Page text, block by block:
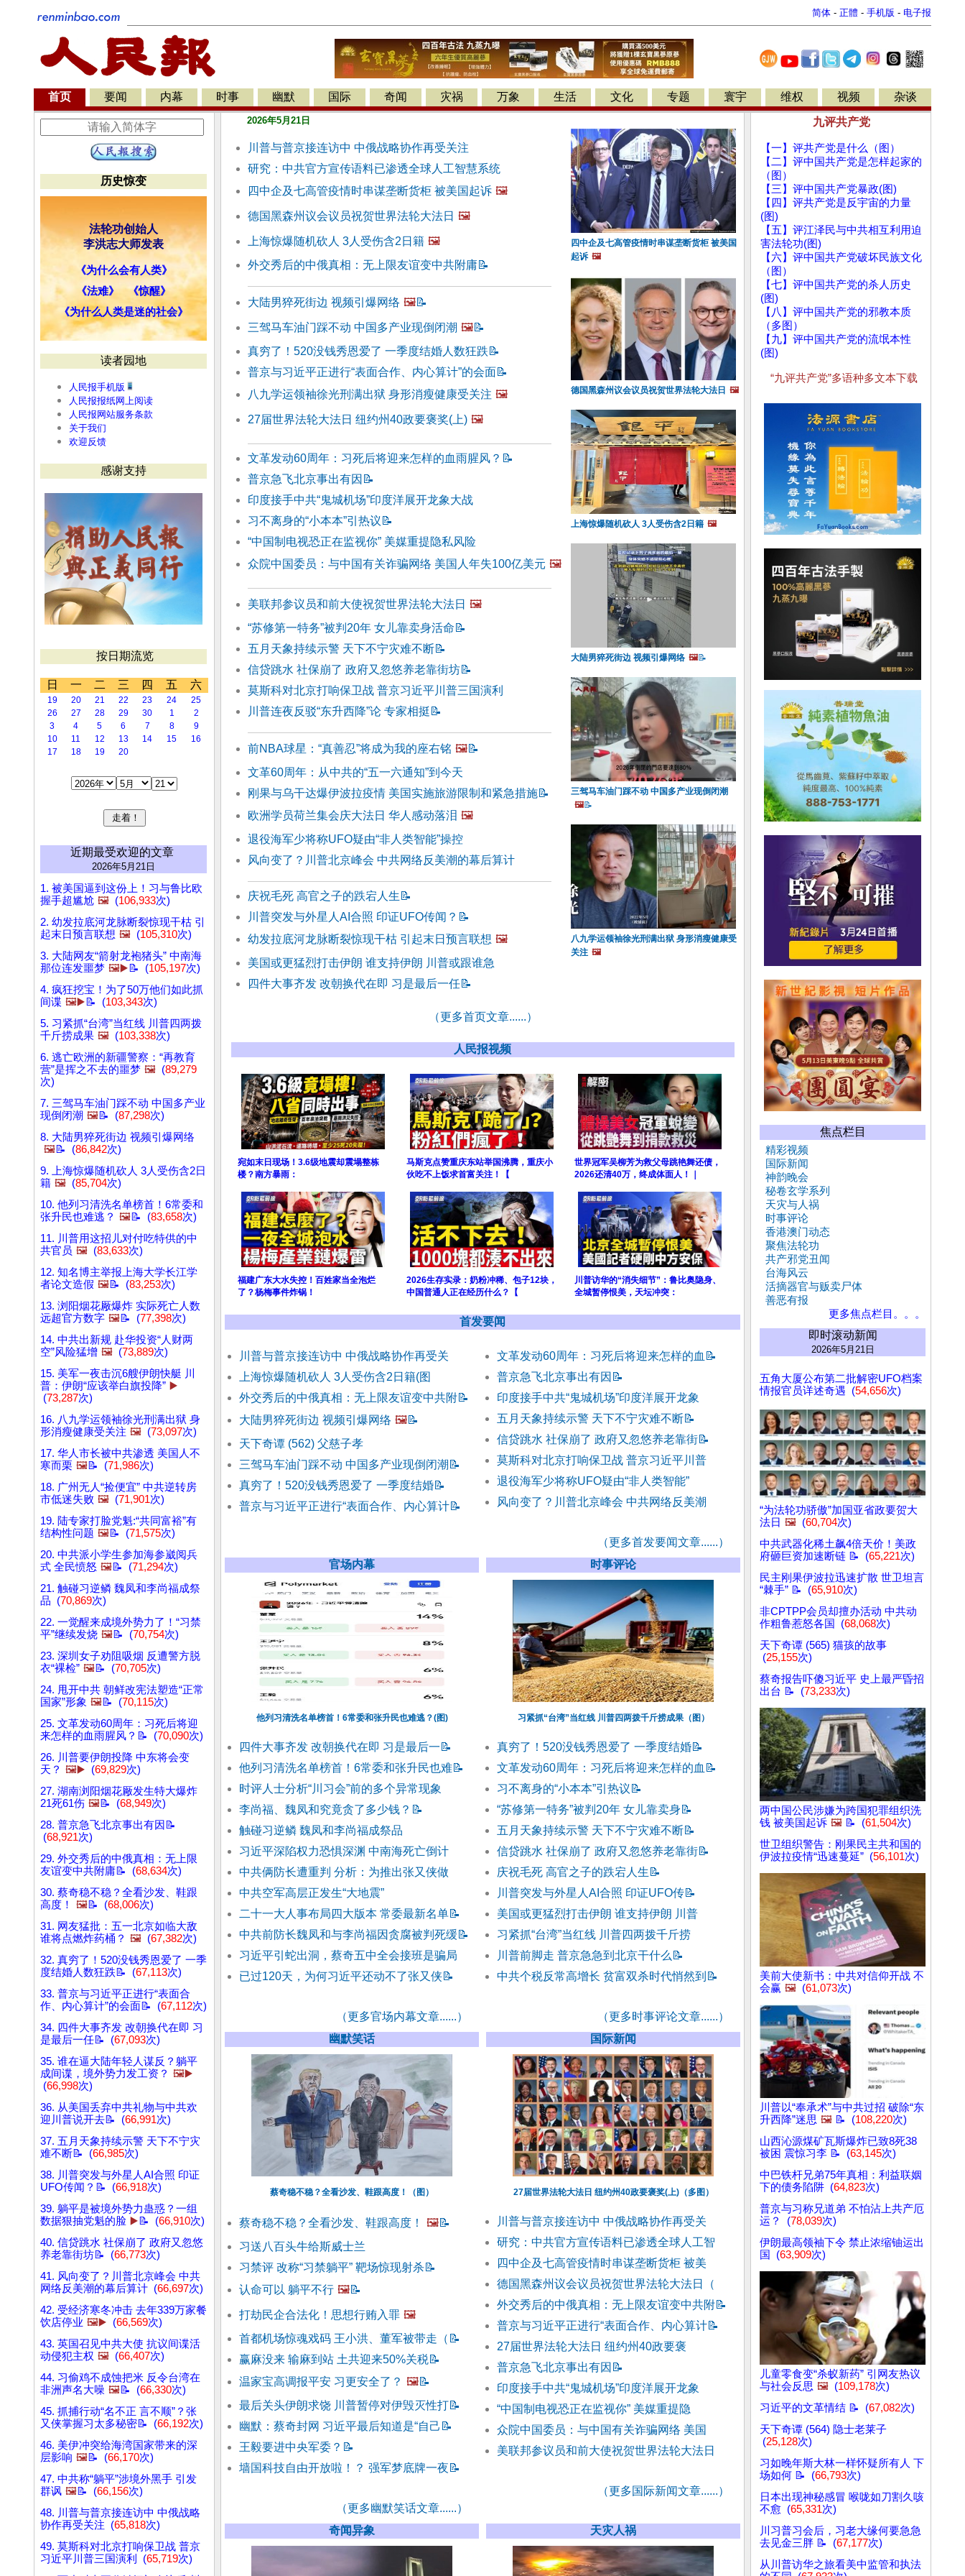
简体 - 正體 - 手机版 - 电子报
首页 要闻 内幕 时事 幽默 国际 奇闻 灾祸 万象 生活 文化 专题 寰宇 维权 视频 杂谈
历史惊变
法轮功创始人
李洪志大师发表
《为什么会有人类》
《法难》
《惊醒》
《为什么人类是迷的社会》
读者园地
人民报手机版
人民报报纸网上阅读
人民报网站服务条款
关于我们
欢迎反馈
感谢支持
按日期流览
日 一 二 三 四 五 六
19 20 21 22 23 24
25
26
27 28 29 30 1
2
3
4 5 6 7 8
9
10
11 12 13 14 15
16
17
18 19 20
近期最受欢迎的文章
2026年5月21日
1. 被美国逼到这份上！习与鲁比欧
握手超尴尬 🖼️ (106,933次)
2. 幼发拉底河龙脉断裂惊现干枯 引
起末日预言联想 🖼️ (105,310次)
3. 大陆网友“箭射龙袍猪头” 中南海
那位连发噩梦 🖼️▶️📝 (105,197次)
4. 疯狂挖宝！为了50万他们如此抓
间谍 🖼️▶️📝 (103,343次)
5. 习紧抓“台湾”当红线 川普四两拨
千斤捞成果 🖼️ (103,338次)
6. 逃亡欧洲的新疆警察：“再教育
营”是挥之不去的噩梦 🖼️ (89,279
次)
7. 三驾马车油门踩不动 中国多产业
现倒闭潮 🖼️📝 (87,298次)
8. 大陆男猝死街边 视频引爆网络
🖼️📝 (86,842次)
9. 上海惊爆随机砍人 3人受伤含2日
籍 🖼️ (85,704次)
10. 他列习清洗名单榜首！6常委和
张升民也难逃？ 🖼️📝 (83,658次)
11. 川普用这招儿对付吃特供的中
共官员 🖼️ (83,633次)
12. 知名博主举报上海大学长江学
者论文造假 🖼️📝 (83,253次)
13. 浏阳烟花厰爆炸 实际死亡人数
远超官方数字 🖼️📝 (77,398次)
14. 中共出新规 赴华投资“人财两
空”风险猛增 🖼️ (73,889次)
15. 美军一夜击沉6艘伊朗快艇 川
普：伊朗“应该举白旗投降” ▶️
(73,287次)
16. 八九学运领袖徐光刑满出狱 身
形消瘦健康受关注 🖼️ (73,097次)
17. 华人市长被中共渗透 美国人不
寒而栗 🖼️📝 (71,986次)
18. 广州无人“捡便宜” 中共逆转房
市低迷失败 🖼️ (71,901次)
19. 陆专家打脸党魁:“共同富裕”有
结构性问题 🖼️📝 (71,575次)
20. 中共派小学生参加海参崴阅兵
式 全民愤怒 🖼️📝 (71,294次)
21. 触碰习逆鳞 魏凤和李尚福成祭
品 (70,869次)
22. 一觉醒来成境外势力了！“习禁
平”继续发烧 🖼️📝 (70,754次)
23. 深圳女子劝阻吸烟 反遭警方脱
衣“裸检” 🖼️📝 (70,705次)
24. 甩开中共 朝鲜改宪法塑造“正常
国家”形象 🖼️📝 (70,115次)
25. 文革发动60周年：习死后将迎
来怎样的血雨腥风？📝 (70,090次)
26. 川普要伊朗投降 中东将会变
天？ 🖼️▶️ (69,829次)
27. 湖南浏阳烟花厰发生特大爆炸
21死61伤 🖼️📝 (68,949次)
28. 普京急飞北京事出有因📝
(68,921次)
29. 外交秀后的中俄真相：无上限
友谊变中共附庸📝 (68,634次)
30. 蔡奇稳不稳？全看沙发、鞋跟
高度！
🖼️📝 (68,006次)
31. 网友猛批：五一北京如临大敌
谁将点燃炸药桶？ 🖼️ (67,382次)
32. 真穷了！520没钱秀恩爱了 一季
度结婚人数狂跌📝 (67,113次)
33. 普京与习近平正进行“表面合
作、内心算计”的会面📝 (67,112次)
34. 四件大事齐发 改朝换代在即 习
是最后一任📝 (67,093次)
35. 谁在逼大陆年轻人谋反？躺平
成间谍，境外势力发工资？ 🖼️▶️
(66,998次)
36. 从美国丢弃中共礼物与中共欢
迎川普说开去📝 (66,991次)
37. 五月天象持续示警 天下不宁灾
难不断📝 (66,985次)
38. 川普突发与外星人AI合照 印证
UFO传闻？📝 (66,918次)
39. 躺平是被境外势力蛊惑？一组
数据狠抽党魁的脸 ▶️📝 (66,910次)
40. 信贷跳水 社保崩了 政府又忽悠
养老靠街坊📝 (66,773次)
41. 风向变了？川普北京峰会 中共
网络反美潮的幕后算计 (66,697次)
42. 受经济寒冬冲击 去年339万家餐
饮店停业 🖼️▶️ (66,569次)
43. 英国召见中共大使 抗议间谍活
动侵犯主权 🖼️ (66,407次)
44. 习偷鸡不成蚀把米 反令台湾在
非洲声名大噪 🖼️📝 (66,330次)
45. 抓捕行动“名不正 言不顺”？张
又侠掌握习太多秘密📝 (66,192次)
46. 美伊冲突给海湾国家带来的深
层影响 🖼️📝 (66,170次)
47. 中共称“躺平”涉境外黑手 引发
群讽 🖼️📝 (66,156次)
48. 川普与普京接连访中 中俄战略
协作再受关注 (65,818次)
49. 莫斯科对北京打响保卫战 普京
习近平川普三国演利 (65,719次)
2026年5月21日
川普与普京接连访中 中俄战略协作再受关注
研究：中共官方宣传语料已渗透全球人工智慧系统
四中企及七高管疫情时串谋垄断货柜 被美国起诉 🖼️
德国黑森州议会议员祝贺世界法轮大法日 🖼️
上海惊爆随机砍人 3人受伤含2日籍 🖼️
外交秀后的中俄真相：无上限友谊变中共附庸📝
大陆男猝死街边 视频引爆网络 🖼️📝
三驾马车油门踩不动 中国多产业现倒闭潮 🖼️📝
真穷了！520没钱秀恩爱了 一季度结婚人数狂跌 📝
普京与习近平正进行“表面合作、内心算计”的会面📝
八九学运领袖徐光刑满出狱 身形消瘦健康受关注 🖼️
27届世界法轮大法日 纽约州40政要褒奖(上) 🖼️
文革发动60周年：习死后将迎来怎样的血雨腥风？ 📝
普京急飞北京事出有因 📝
印度接手中共“鬼城机场”印度洋展开龙象大战
习不离身的“小本本”引热议 📝
“中国制电视恐正在监视你” 美媒重提隐私风险
众院中国委员：与中国有关诈骗网络 美国人年失100亿美元 🖼️
美联邦参议员和前大使祝贺世界法轮大法日 🖼️
“苏修第一特务”被判20年 女儿靠卖身活命 📝
五月天象持续示警 天下不宁灾难不断📝
信贷跳水 社保崩了 政府又忽悠养老靠街坊📝
莫斯科对北京打响保卫战 普京习近平川普三国演利
川普连夜反驳“东升西降”论 专家相挺 📝
前NBA球星：“真善忍”将成为我的座右铭 🖼️📝
文革60周年：从中共的“五一六通知”到今天
刚果与乌干达爆伊波拉疫情 美国实施旅游限制和紧急措施📝
欧洲学员荷兰集会庆大法日 华人感动落泪 🖼️
退役海军少将称UFO疑由“非人类智能”操控
风向变了？川普北京峰会 中共网络反美潮的幕后算计
庆祝毛死 高官之子的跌宕人生 📝
川普突发与外星人AI合照 印证UFO传闻？ 📝
幼发拉底河龙脉断裂惊现干枯 引起末日预言联想 🖼️
美国或更猛烈打击伊朗 谁支持伊朗 川普或跟谁急
四件大事齐发 改朝换代在即 习是最后一任📝
（更多首页文章......）
四中企及七高管疫情时串谋垄断货柜 被美国
起诉 🖼️
德国黑森州议会议员祝贺世界法轮大法日 🖼️
上海惊爆随机砍人 3人受伤含2日籍 🖼️
大陆男猝死街边 视频引爆网络 🖼️📝
三驾马车油门踩不动 中国多产业现倒闭潮
🖼️📝
八九学运领袖徐光刑满出狱 身形消瘦健康受
关注 🖼️
人民报视频
宛如末日现场！3.6级地震却震塌整栋
楼？南方暴雨：
马斯克点赞重庆东站举国沸腾，重庆小
伙吃不上饭求首富关注！【
世界冠军吴柳芳为救父母跳艳舞还债，
2026还清40万，终成体面人！｜
福建广东大水失控！百姓家当全泡烂
了？杨梅事件炸锅！
2026生存实录：奶粉冲稀、包子12块，
中国普通人正在经历什么？【
川普访华的“消失细节”：鲁比奥隐身、
全城暂停恨美，天坛冲突：
首发要闻
川普与普京接连访中 中俄战略协作再受关
上海惊爆随机砍人 3人受伤含2日籍(图
外交秀后的中俄真相：无上限友谊变中共附📝
大陆男猝死街边 视频引爆网络 🖼️📝
天下奇谭 (562) 父慈子孝
三驾马车油门踩不动 中国多产业现倒闭潮 📝
真穷了！520没钱秀恩爱了 一季度结婚📝
普京与习近平正进行“表面合作、内心算计📝
文革发动60周年：习死后将迎来怎样的血 📝
普京急飞北京事出有因 📝
印度接手中共“鬼城机场”印度洋展开龙象
五月天象持续示警 天下不宁灾难不断📝
信贷跳水 社保崩了 政府又忽悠养老靠街📝
莫斯科对北京打响保卫战 普京习近平川普
退役海军少将称UFO疑由“非人类智能”
风向变了？川普北京峰会 中共网络反美潮
（更多首发要闻文章......）
官场内幕
他列习清洗名单榜首！6常委和张升民也难逃？(图)
四件大事齐发 改朝换代在即 习是最后一 📝
他列习清洗名单榜首！6常委和张升民也难📝
时评人士分析“川习会”前的多个异常现象
李尚福、魏凤和究竟贪了多少钱？ 📝
触碰习逆鳞 魏凤和李尚福成祭品
习近平深陷权力恐惧深渊 中南海死亡倒计
中共俩防长遭重判 分析：为推出张又侠做
中共空军高层正发生“大地震”
二十一大人事布局四大版本 常委最新名单📝
中共前防长魏凤和与李尚福因贪腐被判死缓📝
习近平引蛇出洞，蔡奇五中全会接班是骗局
已过120天，为何习近平还动不了张又侠📝
（更多官场内幕文章......）
时事评论
习紧抓“台湾”当红线 川普四两拨千斤捞成果（图）
真穷了！520没钱秀恩爱了 一季度结婚📝
文革发动60周年：习死后将迎来怎样的血 📝
习不离身的“小本本”引热议 📝
“苏修第一特务”被判20年 女儿靠卖身📝
五月天象持续示警 天下不宁灾难不断📝
信贷跳水 社保崩了 政府又忽悠养老靠街📝
庆祝毛死 高官之子的跌宕人生 📝
川普突发与外星人AI合照 印证UFO传📝
美国或更猛烈打击伊朗 谁支持伊朗 川普
习紧抓“台湾”当红线 川普四两拨千斤捞
川普前脚走 普京急急到北京干什么 📝
中共个税反常高增长 贫富双杀时代悄然到 📝
（更多时事评论文章......）
幽默笑话
蔡奇稳不稳？全看沙发、鞋跟高度！（图）
蔡奇稳不稳？全看沙发、鞋跟高度！ 🖼️📝
习送八百头牛给斯威士兰
习禁评 改称“习禁躺平” 靶场惊现射杀📝
认命可以 躺平不行 🖼️📝
打劫民企合法化！思想行贿入罪 🖼️
首都机场惊魂戏码 王小洪、董军被带走（ 📝
赢麻没来 输麻到站 土共迎来50%关税📝
温家宝高调报平安 习更安全了？ 🖼️📝
最后关头伊朗求饶 川普暂停对伊毁灭性打📝
幽默：蔡奇封网 习近平最后知道是“自己 📝
王毅要进中央军委？ 📝
墙国科技自由开放啦！？ 强军梦底牌一夜 📝
（更多幽默笑话文章......）
国际新闻
27届世界法轮大法日 纽约州40政要褒奖(上)（多图）
川普与普京接连访中 中俄战略协作再受关
研究：中共官方宣传语料已渗透全球人工智
四中企及七高管疫情时串谋垄断货柜 被美
德国黑森州议会议员祝贺世界法轮大法日（
外交秀后的中俄真相：无上限友谊变中共附📝
普京与习近平正进行“表面合作、内心算计📝
27届世界法轮大法日 纽约州40政要褒
普京急飞北京事出有因 📝
印度接手中共“鬼城机场”印度洋展开龙象
“中国制电视恐正在监视你” 美媒重提隐
众院中国委员：与中国有关诈骗网络 美国
美联邦参议员和前大使祝贺世界法轮大法日
（更多国际新闻文章......）
奇闻异象 天灾人祸
九评共产党
【一】评共产党是什么（图）
【二】评中国共产党是怎样起家的
（图）
【三】评中国共产党暴政(图)
【四】评共产党是反宇宙的力量
(图)
【五】评江泽民与中共相互利用迫
害法轮功(图)
【六】评中国共产党破坏民族文化
（图）
【七】评中国共产党的杀人历史
(图)
【八】评中国共产党的邪教本质
（多图）
【九】评中国共产党的流氓本性
(图)
“九评共产党”多语种多文本下载
焦点栏目
精彩视频
国际新闻
神韵晚会
秘卷玄学系列
天灾与人祸
时事评论
香港澳门动态
聚焦法轮功
共产邪党丑闻
台海风云
活摘器官与贩卖尸体
善恶有报
更多焦点栏目。。。
即时滚动新闻
2026年5月21日
五角大厦公布第二批解密UFO档案
情报官员详述奇遇 (54,656次)
“为法轮功骄傲”加国亚省政要贺大
法日 🖼️ (60,704次)
中共武器化稀土飙4倍天价！美政
府砸巨资加速断链 📝 (65,221次)
民主刚果伊波拉迅速扩散 世卫坦言
“棘手” 📝 (65,910次)
非CPTPP会员却擅办活动 中共动
作粗鲁惹怒各国 (68,068次)
天下奇谭 (565) 猫孩的故事
(25,155次)
蔡奇报告吓傻习近平 史上最严昏招
出台 📝 (73,233次)
两中国公民涉嫌为跨国犯罪组织洗
钱 被美国起诉 🖼️ 📝 (61,504次)
世卫组织警告：刚果民主共和国的
伊波拉疫情“迅速蔓延” (56,101次)
美前大使新书：中共对信仰开战 不
会赢 🖼️ (61,073次)
川普以“奉承术”与中共过招 破除“东
升西降”迷思 🖼️ 📝 (108,220次)
山西沁源煤矿瓦斯爆炸已致8死38
被困 震惊习李 📝 (63,145次)
中巴铁杆兄弟75年真相：利益联姻
下的债务陷阱 (64,823次)
普京与习称兄道弟 不怕沾上共产厄
运？ (78,039次)
伊朗最高领袖下令 禁止浓缩铀运出
国 (63,909次)
儿童零食变“杀蚁新药” 引网友热议
与社会反思 🖼️ (109,178次)
习近平的文革情结 📝 (67,082次)
天下奇谭 (564) 隐士老莱子
(25,128次)
习如晚年斯大林一样怀疑所有人 下
场如何 📝 (66,793次)
日本出现神秘感冒 喉咙如刀割久咳
不愈 (65,331次)
川习普习会后，习老大缘何要急急
去见金三胖 📝 (67,177次)
从川普访华之旅看美中监管和执法